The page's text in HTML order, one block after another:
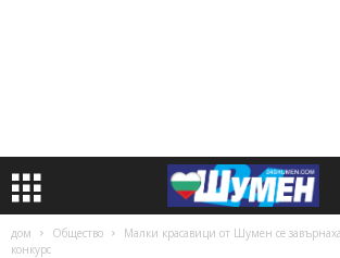
дом Общество
Малки красавици от Шумен се
конкурс